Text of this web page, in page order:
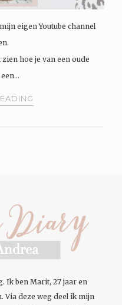
eigen Youtube channel
hoe je van een oude
Ik ben Marit, 27 jaar en
Via deze weg deel ik mijn